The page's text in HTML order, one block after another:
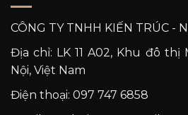
CÔNG TY TNHH KIẾN TRÚC -
Địa chỉ: LK 11 A02, Khu đô thị
Nội, Việt Nam
Điện thoại: 097 747 6858